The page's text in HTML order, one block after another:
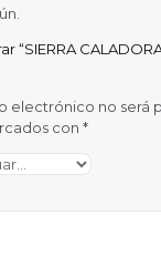
“SIERRA
electrónico no será
con *